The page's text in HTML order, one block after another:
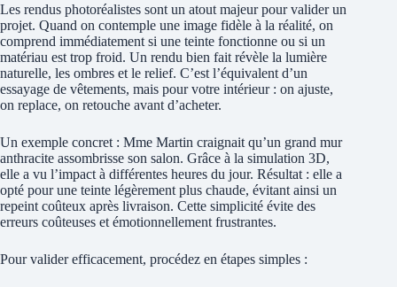
Les rendus photoréalistes sont un atout majeur pour valider un
projet. Quand on contemple une image fidèle à la réalité, on
comprend immédiatement si une teinte fonctionne ou si un
matériau est trop froid. Un rendu bien fait révèle la lumière
naturelle, les ombres et le relief. C’est l’équivalent d’un
essayage de vêtements, mais pour votre intérieur : on ajuste,
on replace, on retouche avant d’acheter.
Un exemple concret : Mme Martin craignait qu’un grand mur
anthracite assombrisse son salon. Grâce à la simulation 3D,
elle a vu l’impact à différentes heures du jour. Résultat : elle a
opté pour une teinte légèrement plus chaude, évitant ainsi un
repeint coûteux après livraison. Cette simplicité évite des
erreurs coûteuses et émotionnellement frustrantes.
Pour valider efficacement, procédez en étapes simples :